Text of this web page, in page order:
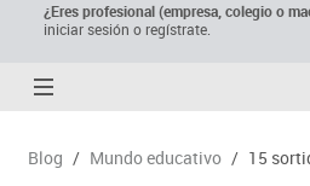
¿Eres profesional (empresa, colegio o
iniciar sesión o regístrate.
Blog / Mundo educativo / 15